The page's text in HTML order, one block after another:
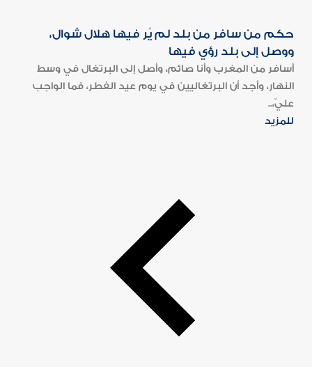
حكم من سافر من بلد لم يُر فيها هلال شوال،
ووصل إلى بلد رؤي فيها
أسافر من المغرب وأنا صائم، وأصل إلى البرتغال في وسط
النهار، وأجد أن البرتغاليين في يوم عيد الفطر، فما الواجب
عليّ،..
للمزيد